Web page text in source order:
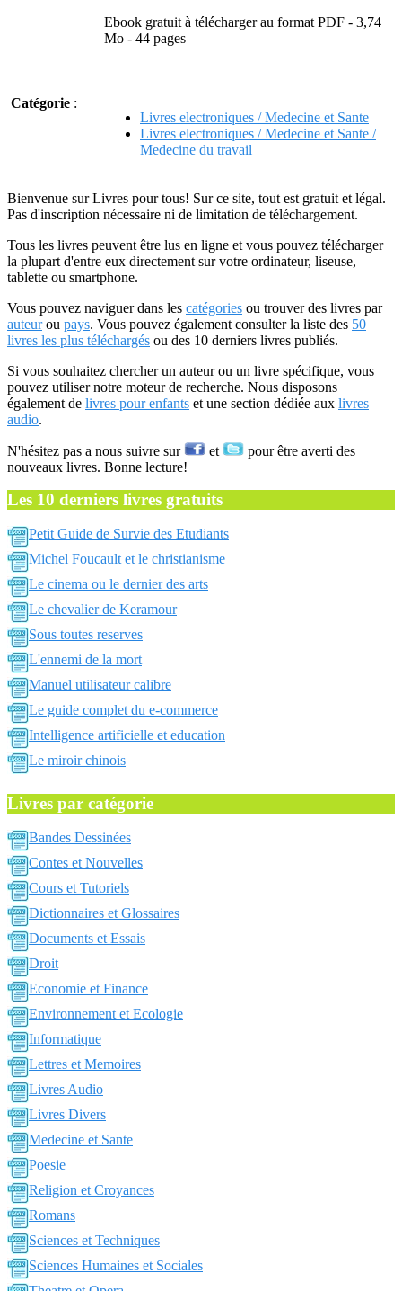
Ebook gratuit à télécharger au format PDF - 3,74
Mo - 44 pages
Catégorie :
Livres electroniques / Medecine et Sante
Livres electroniques / Medecine et Sante /
Medecine du travail
Bienvenue sur Livres pour tous! Sur ce site, tout est gratuit et légal.
Pas d'inscription nécessaire ni de limitation de téléchargement.
Tous les livres peuvent être lus en ligne et vous pouvez télécharger
la plupart d'entre eux directement sur votre ordinateur, liseuse,
tablette ou smartphone.
Vous pouvez naviguer dans les catégories ou trouver des livres par
auteurou pays. Vous pouvez également consulter la liste des 50
livres les plus téléchargés ou des 10 derniers livres publiés.
Si vous souhaitez chercher un auteur ou un livre spécifique, vous
pouvez utiliser notre moteur de recherche. Nous disposons
également de livres pour enfants et une section dédiée aux livres
audio.
N'hésitez pas a nous suivre sur et
pour être averti des
nouveaux livres. Bonne lecture!
Les 10 derniers livres gratuits
Petit Guide de Survie des Etudiants
Michel Foucault et le christianisme
Le cinema ou le dernier des arts
Le chevalier de Keramour
Sous toutes reserves
L'ennemi de la mort
Manuel utilisateur calibre
Le guide complet du e-commerce
Intelligence artificielle et education
Le miroir chinois
Livres par catégorie
Bandes Dessinées
Contes et Nouvelles
Cours et Tutoriels
Dictionnaires et Glossaires
Documents et Essais
Droit
Economie et Finance
Environnement et Ecologie
Informatique
Lettres et Memoires
Livres Audio
Livres Divers
Medecine et Sante
Poesie
Religion et Croyances
Romans
Sciences et Techniques
Sciences Humaines et Sociales